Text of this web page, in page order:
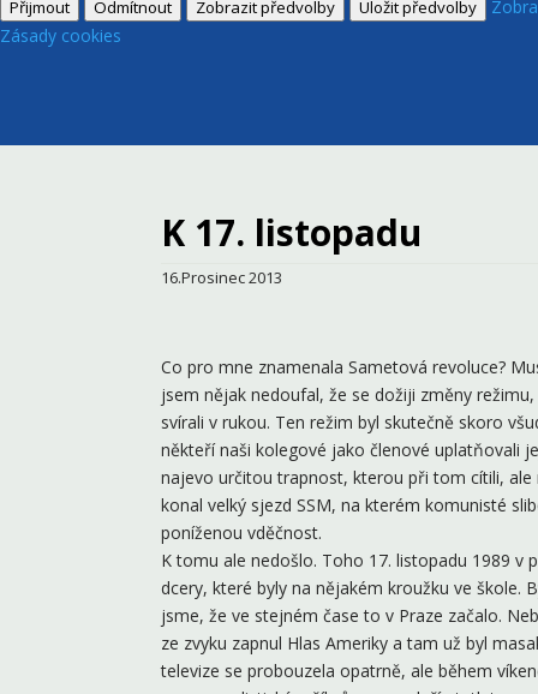
Přijmout Odmítnout Zobrazit předvolby Uložit předvolby
Zásady cookies
K 17. listopadu
16.Prosinec 2013
Co pro mne znamenala Sametová revoluce?
jsem nějak nedoufal, že se dožiji změny
svírali v rukou. Ten režim byl skutečně skoro
někteří naši kolegové jako členové uplatňovali
najevo určitou trapnost, kterou při tom cítili,
konal velký sjezd SSM, na kterém komunisté
poníženou vděčnost.
K tomu ale nedošlo. Toho 17. listopadu 1989 v
dcery, které byly na nějakém kroužku ve škole.
jsme, že ve stejném čase to v Praze začalo.
ze zvyku zapnul Hlas Ameriky a tam už byl
televize se probouzela opatrně, ale během